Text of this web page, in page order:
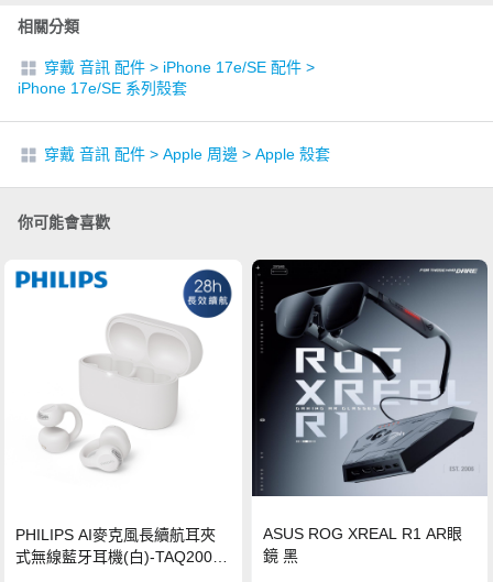
相關分類
穿戴 音訊 配件 > iPhone 17e/SE 配件 >
iPhone 17e/SE 系列殼套
穿戴 音訊 配件 > Apple 周邊 > Apple 殼套
你可能會喜歡
PHILIPS AI麥克風長續航耳夾
式無線藍牙耳機(白)-TAQ2000
ASUS ROG XREAL R1 AR眼
鏡 黑